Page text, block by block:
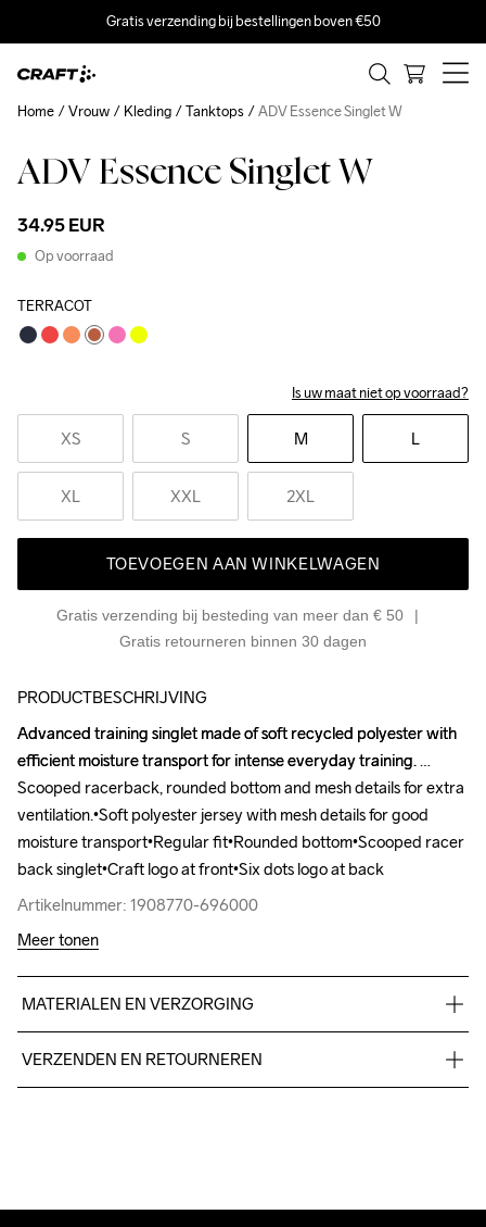
Gratis verzending bij bestellingen boven €50
ADV Essence Singlet W
34.95 EUR
Op voorraad
TERRACOT
Is uw maat niet op voorraad?
XS S M L
XL XXL 2XL
TOEVOEGEN AAN WINKELWAGEN
Gratis verzending bij besteding van meer dan € 50
Gratis retourneren binnen 30 dagen
Home Vrouw Kleding Tanktops ADV Essence Singlet W
PRODUCTBESCHRIJVING
Advanced training singlet made of soft recycled polyester with
efficient moisture transport for intense everyday training.
Scooped racerback, rounded bottom and mesh details for extra
ventilation.•Soft polyester jersey with mesh details for good
moisture transport•Regular fit•Rounded bottom•Scooped racer
back singlet•Craft logo at front•Six dots logo at back
Artikelnummer: 1908770-696000
Advanced training singlet made of soft recycled polyester with
efficient moisture transport for intense everyday training.
Scooped racerback, rounded bottom and mesh details for extra
ventilation.•Soft polyester jersey with mesh details for good
moisture transport•Regular fit•Rounded bottom•Scooped racer
back singlet•Craft logo at front•Six dots logo at back
Artikelnummer: 1908770-696000
Meer tonen
MATERIALEN EN VERZORGING
body: 100% polyester-recycled.
graden.
VERZENDEN EN RETOURNEREN
Make sure to choose an address where you receive the